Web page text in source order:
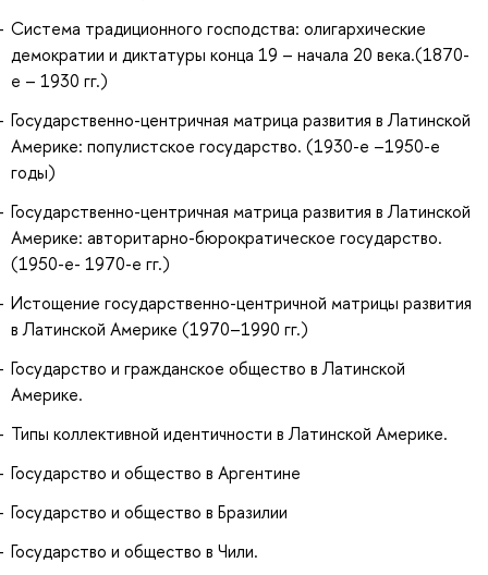
Система традиционного господства: олигархические
демократии и диктатуры конца 19 – начала 20 века.(1870-
е – 1930 гг.)
Государственно-центричная матрица развития в Латинской
Америке: популистское государство. (1930-е –1950-е
годы)
Государственно-центричная матрица развития в Латинской
Америке: авторитарно-бюрократическое государство.
(1950-е- 1970-е гг.)
Истощение государственно-центричной матрицы развития
в Латинской Америке (1970–1990 гг.)
Государство и гражданское общество в Латинской
Америке.
Типы коллективной идентичности в Латинской Америке.
Государство и общество в Аргентине
Государство и общество в Бразилии
Государство и общество в Чили.